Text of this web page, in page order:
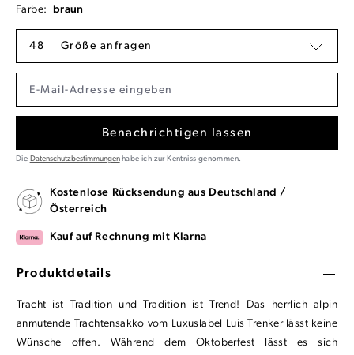
Farbe: braun
48 Größe anfragen
Benachrichtigen lassen
Die Datenschutzbestimmungenhabe ich zur Kentniss genommen.
Kostenlose Rücksendung aus Deutschland /
Österreich
Kauf auf Rechnung mit Klarna
Produktdetails
Tracht ist Tradition und Tradition ist Trend! Das herrlich alpin
anmutende Trachtensakko vom Luxuslabel Luis Trenker lässt keine
Wünsche offen. Während dem Oktoberfest lässt es sich